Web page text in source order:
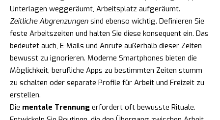
Unterlagen weggeräumt, Arbeitsplatz aufgeräumt.
Zeitliche Abgrenzungen sind ebenso wichtig. Definieren Sie
feste Arbeitszeiten und halten Sie diese konsequent ein. Das
bedeutet auch, E-Mails und Anrufe außerhalb dieser Zeiten
bewusst zu ignorieren. Moderne Smartphones bieten die
Möglichkeit, berufliche Apps zu bestimmten Zeiten stumm
zu schalten oder separate Profile für Arbeit und Freizeit zu
erstellen.
Die mentale Trennung erfordert oft bewusste Rituale.